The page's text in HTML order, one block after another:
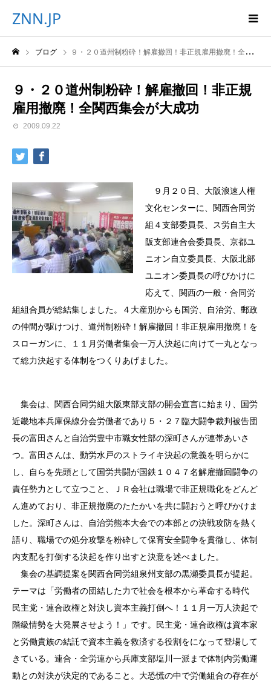
ZNN.JP
ブログ ９・２０道州制粉砕！解雇撤回！非正規雇用撤廃！全関西集会が大成功
９・２０道州制粉砕！解雇撤回！非正規
雇用撤廃！全関西集会が大成功
2009.09.22
９月２０日、大阪浪速人権
文化センターに、関西合同労
組４支部委員長、ス労自主大
阪支部連合会委員長、京都ユ
ニオン自立委員長、大阪北部
ユニオン委員長の呼びかけに
応えて、関西の一般・合同労
組組合員が総結集しました。４大産別からも国労、自治労、郵政
の仲間が駆けつけ、道州制粉砕！解雇撤回！非正規雇用撤廃！を
スローガンに、１１月労働者集会一万人決起に向けて一丸となっ
て総力決起する体制をつくりあげました。
集会は、関西合同労組大阪東部支部の開会宣言に始まり、国労
近畿地本兵庫保線分会労働者であり５・２７臨大闘争裁判被告団
長の富田さんと自治労豊中市職女性部の深町さんが連帯あいさ
つ。富田さんは、動労水戸のストライキ決起の意義を明らかに
し、自らを先頭として国労共闘が国鉄１０４７名解雇撤回闘争の
責任勢力として立つこと、ＪＲ会社は職場で非正規職化をどんど
ん進めており、非正規撤廃のたたかいを共に闘おうと呼びかけま
した。深町さんは、自治労熊本大会での本部との決戦攻防を熱く
語り、職場での処分攻撃を粉砕して保育安全闘争を貫徹し、体制
内支配を打倒する決起を作り出すと決意を述べました。
集会の基調提案を関西合同労組泉州支部の黒瀬委員長が提起。
テーマは「労働者の団結した力で社会を根本から革命する時代
民主党・連合政権と対決し資本主義打倒へ！１１月一万人決起で
階級情勢を大発展させよう！」です。民主党・連合政権は資本家
と労働貴族の結託で資本主義を救済する役割をになって登場して
きている。連合・全労連から兵庫支部塩川一派まで体制内労働運
動との対決が決定的であること。大恐慌の中で労働組合の存在が